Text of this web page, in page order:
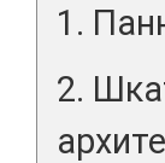
1.
2.